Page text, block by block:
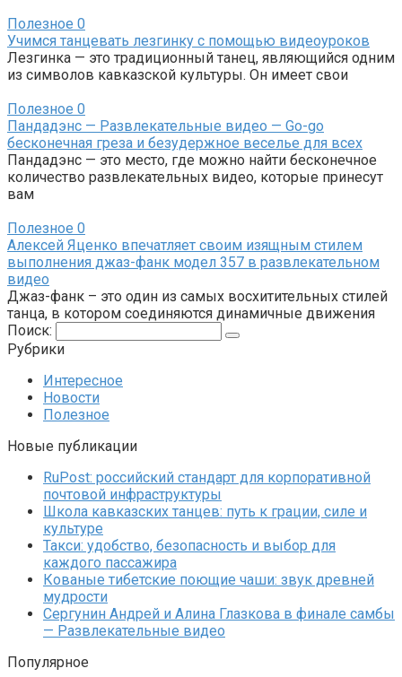
Полезное 0
Учимся танцевать лезгинку с помощью видеоуроков
Лезгинка — это традиционный танец, являющийся одним
из символов кавказской культуры. Он имеет свои
Полезное 0
Пандадэнс — Развлекательные видео — Go-go
бесконечная греза и безудержное веселье для всех
Пандадэнс — это место, где можно найти бесконечное
количество развлекательных видео, которые принесут
вам
Полезное 0
Алексей Яценко впечатляет своим изящным стилем
выполнения джаз-фанк модел 357 в развлекательном
видео
Джаз-фанк – это один из самых восхитительных стилей
танца, в котором соединяются динамичные движения
Поиск:
Рубрики
Интересное
Новости
Полезное
Новые публикации
RuPost: российский стандарт для корпоративной
почтовой инфраструктуры
Школа кавказских танцев: путь к грации, силе и
культуре
Такси: удобство, безопасность и выбор для
каждого пассажира
Кованые тибетские поющие чаши: звук древней
мудрости
Сергунин Андрей и Алина Глазкова в финале самбы
— Развлекательные видео
Популярное